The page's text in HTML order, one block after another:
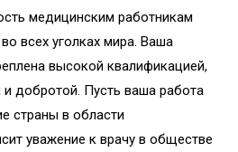
медицинским работникам
всех уголках мира. Ваша
высокой квалификацией,
и добротой. Пусть ваша работа
страны в области
уважение к врачу в обществе